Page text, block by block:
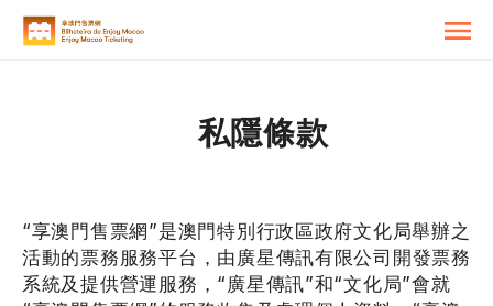
私隱條款
“享澳門售票網”是澳門特別行政區政府文化局舉辦之
活動的票務服務平台，由廣星傳訊有限公司開發票務
系統及提供營運服務，“廣星傳訊”和“文化局”會就